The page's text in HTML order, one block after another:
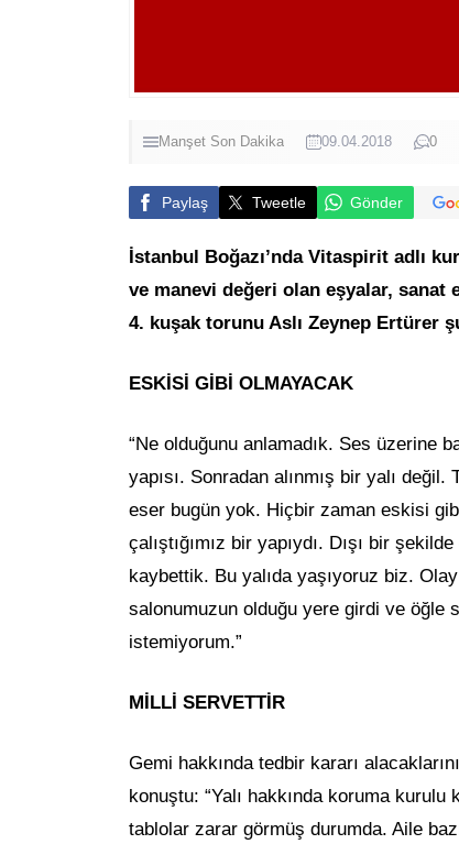
Manşet Son Dakika 09.04.2018 0
Paylaş Tweetle Gönder
İstanbul Boğazı’nda Vitaspirit adlı
ve manevi değeri olan eşyalar, sanat
4. kuşak torunu Aslı Zeynep Ertürer
ESKİSİ GİBİ OLMAYACAK
“Ne olduğunu anlamadık. Ses üzerine
yapısı. Sonradan alınmış bir yalı
eser bugün yok. Hiçbir zaman eskisi
çalıştığımız bir yapıydı. Dışı bir
kaybettik. Bu yalıda yaşıyoruz biz.
salonumuzun olduğu yere girdi ve öğle
istemiyorum.”
MİLLİ SERVETTİR
Gemi hakkında tedbir kararı
konuştu: “Yalı hakkında koruma
tablolar zarar görmüş durumda. Aile